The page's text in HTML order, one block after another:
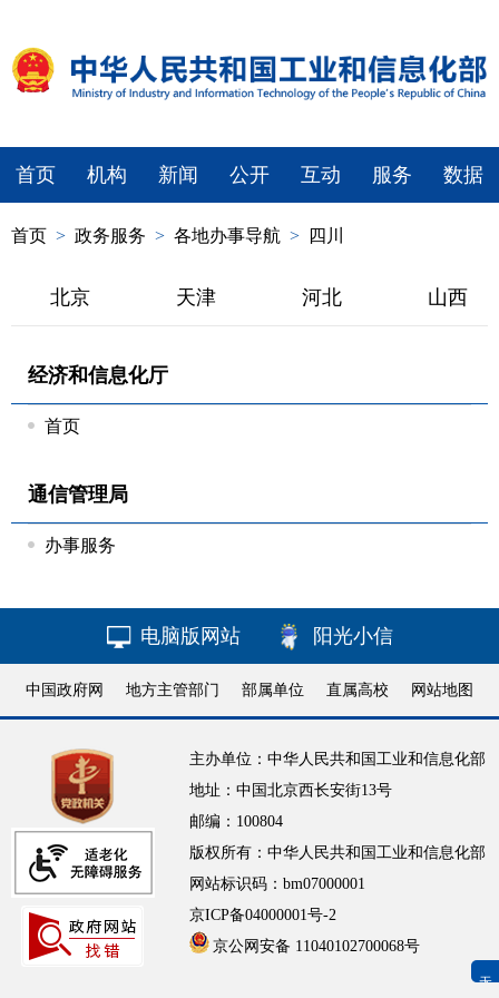
首页 机构 新闻 公开 互动 服务 数据
首页 > 政务服务 > 各地办事导航 > 四川
北京 天津 河北 山西
经济和信息化厅
首页
通信管理局
办事服务
无障碍浏览
电脑版网站 阳光小信
中国政府网 地方主管部门 部属单位 直属高校 网站地图
主办单位：中华人民共和国工业和信息化部
地址：中国北京西长安街13号
邮编：100804
版权所有：中华人民共和国工业和信息化部
网站标识码：bm07000001
京ICP备04000001号-2
京公网安备 11040102700068号